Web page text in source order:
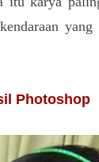
Photoshop